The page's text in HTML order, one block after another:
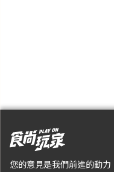
您的意見是我們前進的動